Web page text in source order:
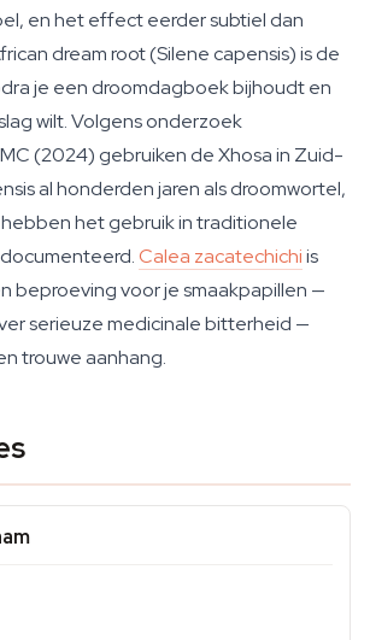
en het effect eerder subtiel dan
dream root (Silene capensis) is de
je een droomdagboek bijhoudt en
wilt. Volgens onderzoek
(2024) gebruiken de Xhosa in Zuid-
al honderden jaren als droomwortel,
het gebruik in traditionele
Calea zacatechichiis
beproeving voor je smaakpapillen —
serieuze medicinale bitterheid —
trouwe aanhang.